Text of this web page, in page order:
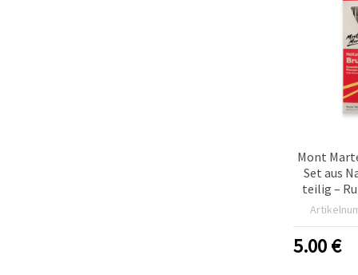
Mont
Set aus
teilig –
echten
5.00€